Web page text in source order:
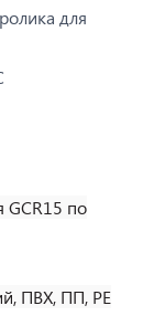
для
GCR15 по
ПВХ, ПП, PE